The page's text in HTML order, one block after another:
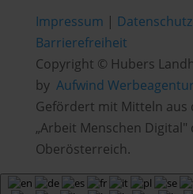
Impressum | Datenschutz
Barrierefreiheit
Copyright © Hubers
by Aufwind Werbeagentur
Gefördert mit Mitteln aus
„Arbeit Menschen Digital"
Oberösterreich.